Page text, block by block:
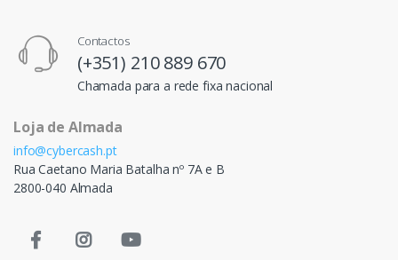
Contactos
(+351) 210 889 670
Chamada para a rede fixa nacional
Loja de Almada
info@cybercash.pt
Rua Caetano Maria Batalha nº 7A e B
2800-040 Almada